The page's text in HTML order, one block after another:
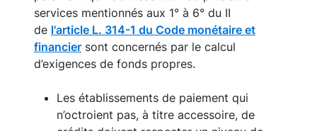
services mentionnés aux 1° à 6° du II
de l'article L. 314-1 du Code monétaire et
financier sont concernés par le calcul
d’exigences de fonds propres.
Les établissements de paiement qui
n’octroient pas, à titre accessoire, de